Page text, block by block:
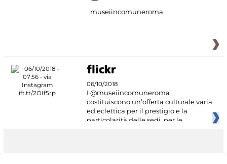
museiincomuneroma
06/10/2018
I @museiincomuneroma
costituiscono un’offerta culturale varia
ed eclettica per il prestigio e la
particolarità delle sedi, per le